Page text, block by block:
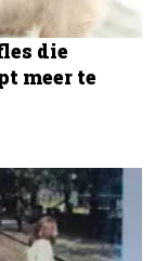
die
meer te